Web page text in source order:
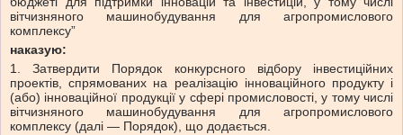
вітчизняного машинобудування для агропромислового
комплексу”
наказую:
1. Затвердити Порядок конкурсного відбору інвестиційних
проектів, спрямованих на реалізацію інноваційного продукту і
(або) інноваційної продукції у сфері промисловості, у тому числі
вітчизняного машинобудування для агропромислового
комплексу (далі — Порядок), що додається.